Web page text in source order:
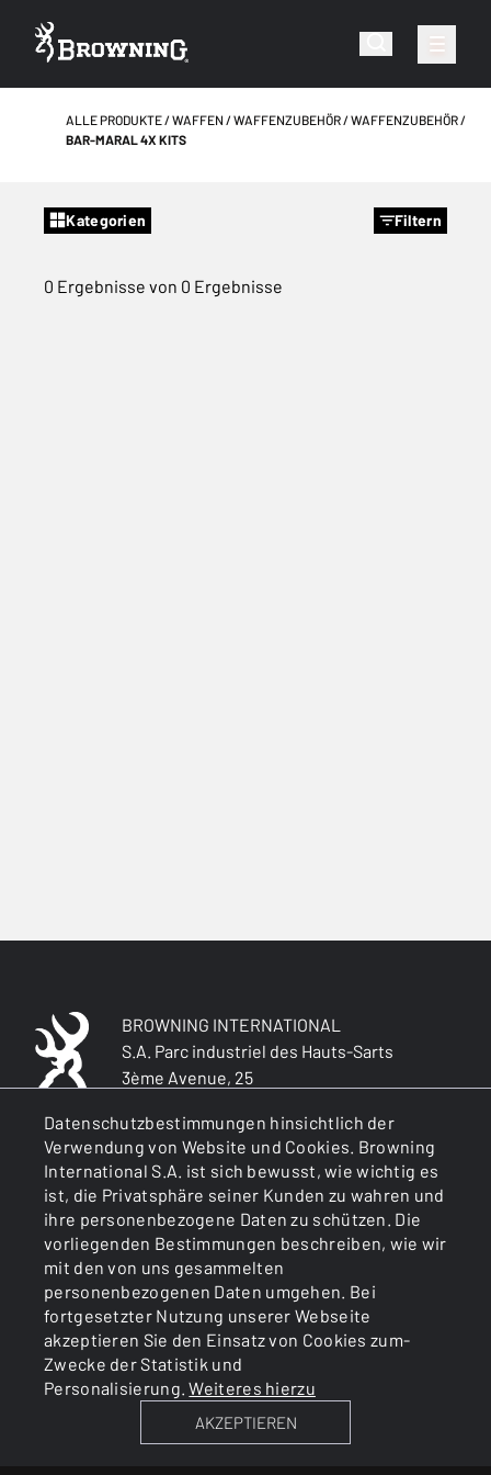
Datenschutzbestimmungen hinsichtlich der
Verwendung von Website und Cookies. Browning
International S.A. ist sich bewusst, wie wichtig es
ist, die Privatsphäre seiner Kunden zu wahren und
ihre personenbezogene Daten zu schützen. Die
vorliegenden Bestimmungen beschreiben, wie wir
mit den von uns gesammelten
personenbezogenen Daten umgehen. Bei
fortgesetzter Nutzung unserer Webseite
akzeptieren Sie den Einsatz von Cookies zum-
Zwecke der Statistik und
Personalisierung.Weiteres hierzu
AKZEPTIEREN
ALLE PRODUKTE WAFFEN WAFFENZUBEHÖR
WAFFENZUBEHÖR
BAR-MARAL 4X KITS
Kategorien Filtern
0 Ergebnisse von 0 Ergebnisse
BROWNING INTERNATIONAL
S.A. Parc industriel des Hauts-Sarts
3ème Avenue, 25
R.P.M. Liège : BE0430.037.226
Büchsenmacher-Zulassung
Nr.2/6/01/00014 vertreten durch MP
Dechêne
Aufsichtsbehörde: Gouverneur der Provinz
Lüttich
ALLGEMEINES
DIENSTLEISTUNGEN